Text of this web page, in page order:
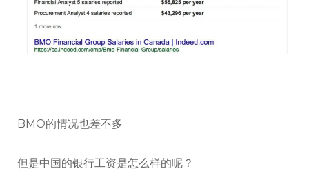
BMO的情况也差不多
但是中国的银行工资是怎么样的呢？